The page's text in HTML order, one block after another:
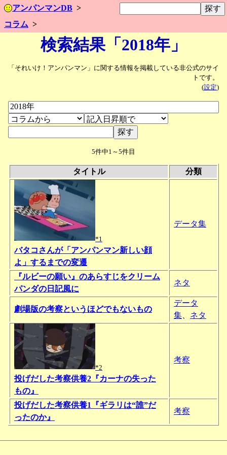
アンパンマンDB
コラム
検索結果「2018年」
「それいけ！アンパンマン」に関する情報を掲載している非公式のサイ
トです。
(設定)
5件中1～5件目
タイトル 分類
*1
バタコさんが「アンパンマン新しい顔
よ」するまでの変遷
データ集
『ルビーの願い』のあらすじをクリーム
パンダの日記風に
ネタ
劇場版の考察というほどでもないもの
データ
集
ネタ
*2
投げだした考察供養2『カーナの失った
もの』
考察
投げだした考察供養1『ギラリは“誰”だ
ったのか』
考察